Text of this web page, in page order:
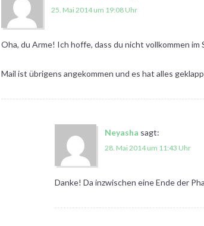
25. Mai 2014 um 19:08 Uhr
Oha, du Arme! Ich hoffe, dass du nicht vollkommen
Mail ist übrigens angekommen und es hat alles
Neyasha sagt:
28. Mai 2014 um 11:43 Uhr
Danke! Da inzwischen eine Ende der